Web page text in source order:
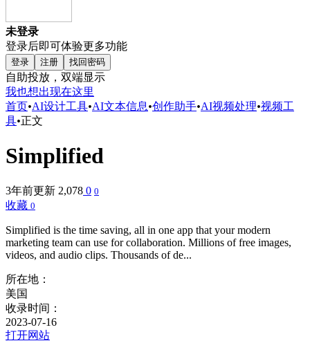
未登录
登录后即可体验更多功能
登录 注册 找回密码
自助投放，双端显示
我也想出现在这里
首页•AI设计工具•AI文本信息•创作助手•AI视频处理•视频工
具•正文
Simplified
3年前更新 2,078 0 0
收藏 0
Simplified is the time saving, all in one app that your modern
marketing team can use for collaboration. Millions of free images,
videos, and audio clips. Thousands of de...
所在地：
美国
收录时间：
2023-07-16
打开网站